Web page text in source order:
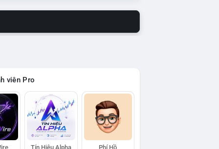
viên Pro
Tín Hiệu Alpha Phí Hồ